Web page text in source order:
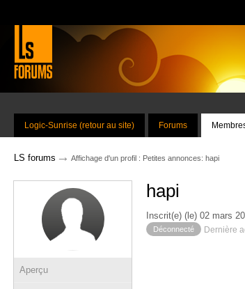
Logic-Sunrise (retour au site) Forums
LS forums → Affichage d'un profil : Petites annonces: hapi
Aperçu
hapi
Inscrit(e) (le) 02 mars
Déconnecté Dernière